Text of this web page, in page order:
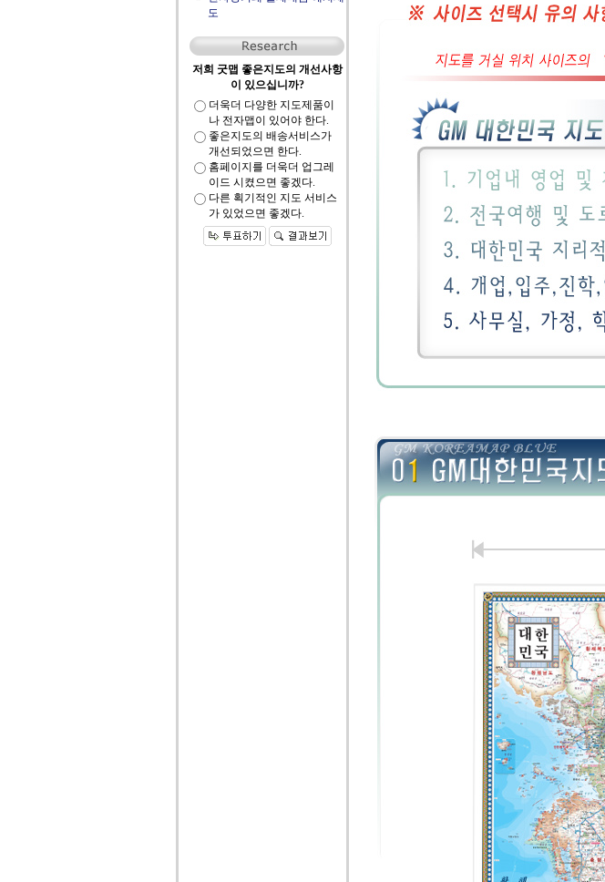
도
저희 굿맵 좋은지도의 개선사항
이 있으십니까?
더욱더 다양한 지도제품이
나 전자맵이 있어야 한다.
좋은지도의 배송서비스가
개선되었으면 한다.
홈페이지를 더욱더 업그레
이드 시켰으면 좋겠다.
다른 획기적인 지도 서비스
가 있었으면 좋겠다.